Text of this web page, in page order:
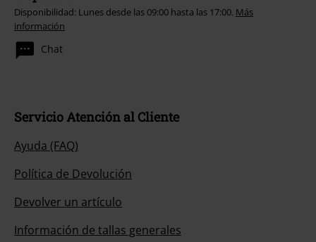
Disponibilidad: Lunes desde las 09:00 hasta las 17:00. Más
información
Chat
Servicio Atención al Cliente
Ayuda (FAQ)
Política de Devolución
Devolver un artículo
Información de tallas generales